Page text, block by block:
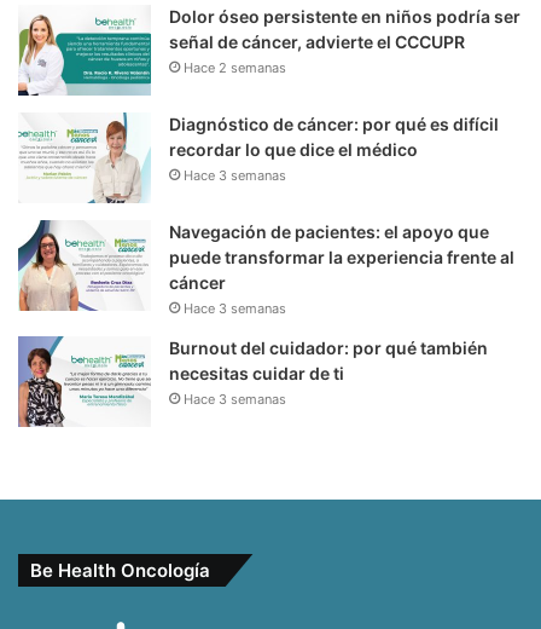
Dolor óseo persistente en niños podría ser
señal de cáncer, advierte el CCCUPR
Hace 2 semanas
Diagnóstico de cáncer: por qué es difícil
recordar lo que dice el médico
Hace 3 semanas
Navegación de pacientes: el apoyo que
puede transformar la experiencia frente al
cáncer
Hace 3 semanas
Burnout del cuidador: por qué también
necesitas cuidar de ti
Hace 3 semanas
Be Health Oncología